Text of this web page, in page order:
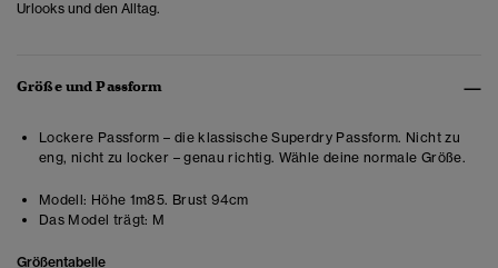
Urlooks und den Alltag.
Größe und Passform
Lockere Passform – die klassische Superdry Passform. Nicht zu
eng, nicht zu locker – genau richtig. Wähle deine normale Größe.
Modell: Höhe 1m85. Brust 94cm
Das Model trägt: M
Größentabelle